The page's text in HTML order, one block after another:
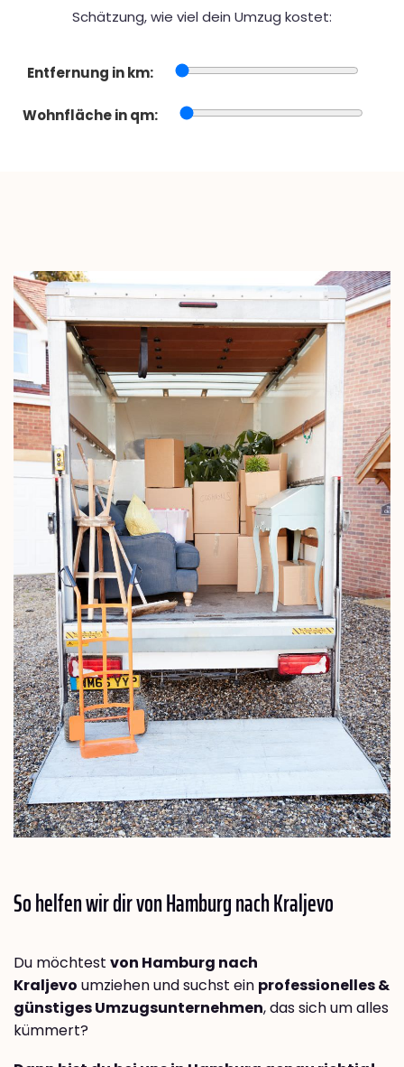
Schätzung, wie viel dein Umzug kostet:
Entfernung in km:
Wohnfläche in qm:
So helfen wir dir von Hamburg nachKraljevo
Du möchtest von Hamburg nach
Kraljevo umziehen und suchst ein professionelles &
günstiges Umzugsunternehmen, das sich um alles
kümmert?